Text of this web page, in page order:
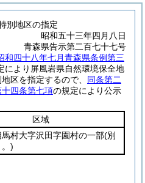
別地区の指定
昭和五十三年四月八日
青森県告示第二百七十七号
和四十八年七月青森県条例第三
により屏風岩県自然環境保全地
区を指定するので、 同条第二
十四条第七項の規定により公示
区域
村大字沢田字園村の一部(別
。)